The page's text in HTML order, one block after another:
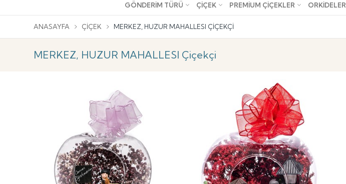
GÖNDERIM TÜRÜ ÇIÇEK PREMIUM ÇIÇEKLER ORKIDELER
ANASAYFA ÇIÇEK MERKEZ, HUZUR MAHALLESI ÇIÇEKÇI
MERKEZ, HUZUR MAHALLESI Çiçekçi